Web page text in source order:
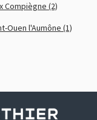
Compiègne (2)
Ouen l'Aumône (1)